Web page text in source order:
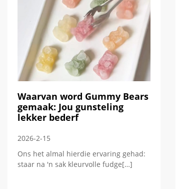
Waarvan word Gummy Bears
gemaak: Jou gunsteling
lekker bederf
2026-2-15
Ons het almal hierdie ervaring gehad:
staar na 'n sak kleurvolle fudge[…]